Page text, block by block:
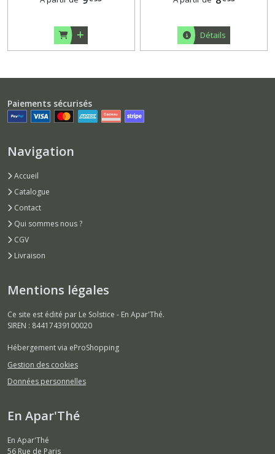
Détails
Paiements sécurisés
Navigation
Accueil
Catalogue
Contact
Qui sommes nous ?
CGV
Livraison
Mentions légales
Ce site est édité par Le Solstice - En Apar'Thé.
SIREN : 84417439100020
Hébergement via eProShopping
Gestion des cookies
Données personnelles
En Apar'Thé
En Apar'Thé
56 Rue de Paris